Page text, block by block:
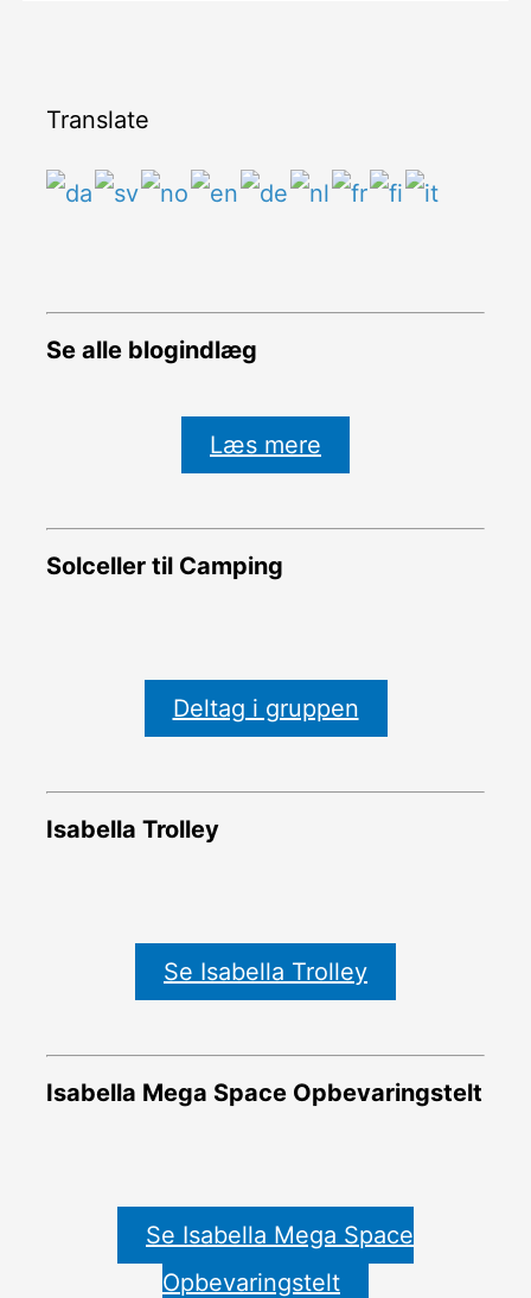
Translate
Se alle blogindlæg
Læs mere
Solceller til Camping
Deltag i gruppen
Isabella Trolley
Se Isabella Trolley
Isabella Mega Space Opbevaringstelt
Se Isabella Mega Space
Opbevaringstelt